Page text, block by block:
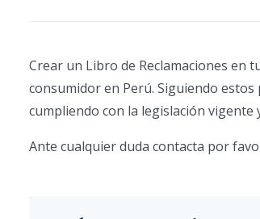
Crear un Libro de Reclamaciones en
consumidor en Perú. Siguiendo
cumpliendo con la legislación
Ante cualquier duda contacta por